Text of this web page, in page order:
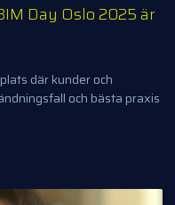
Day Oslo 2025 är
där kunder och
och bästa praxis